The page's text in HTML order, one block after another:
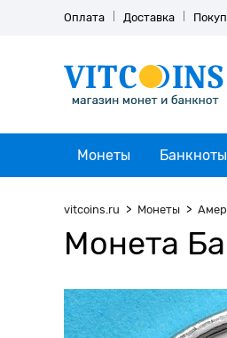
Оплата Доставка
Монеты Банкноты
vitcoins.ru Монеты
Монета